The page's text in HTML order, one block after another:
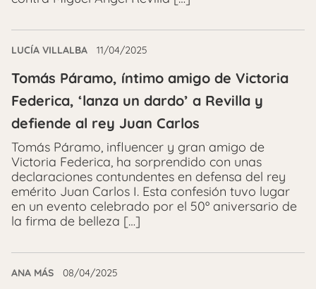
LUCÍA VILLALBA 11/04/2025
Tomás Páramo, íntimo amigo de Victoria
Federica, ‘lanza un dardo’ a Revilla y
defiende al rey Juan Carlos
Tomás Páramo, influencer y gran amigo de
Victoria Federica, ha sorprendido con unas
declaraciones contundentes en defensa del rey
emérito Juan Carlos I. Esta confesión tuvo lugar
en un evento celebrado por el 50º aniversario de
la firma de belleza […]
ANA MÁS 08/04/2025